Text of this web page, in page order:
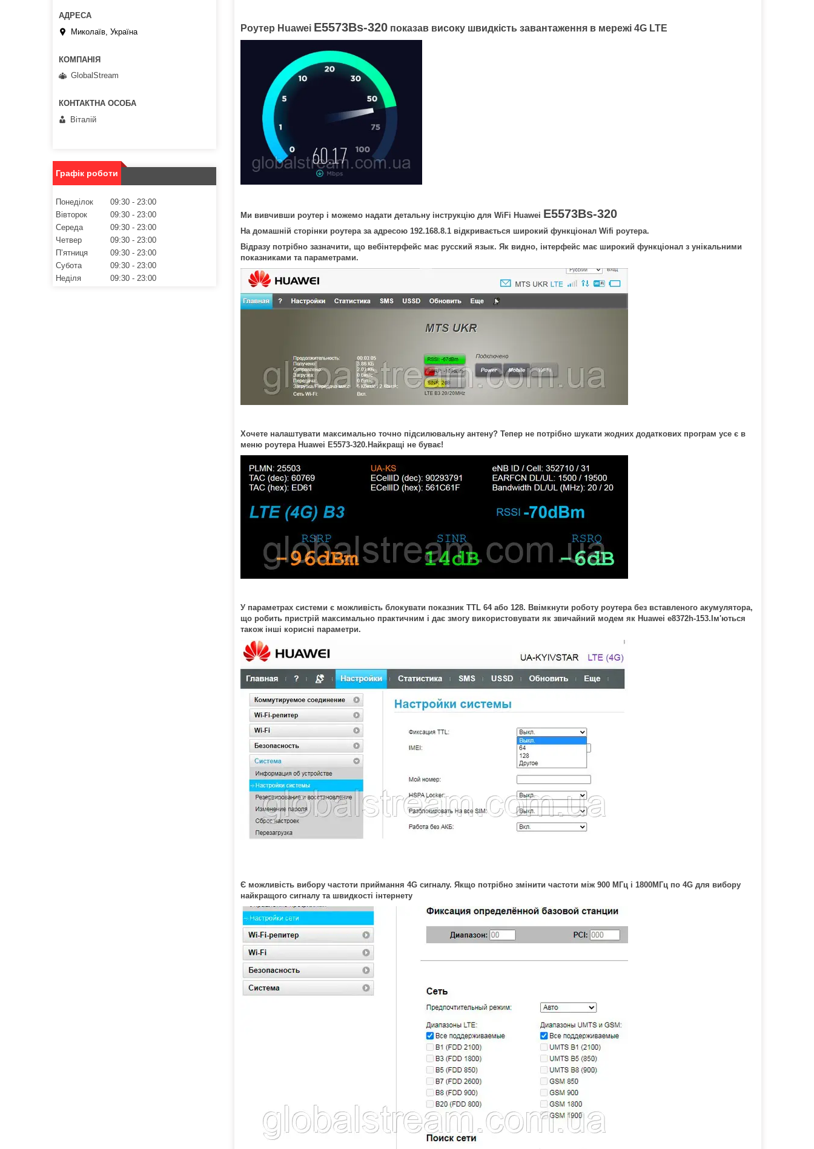
Роутер Huawei E5573Bs-320 показав високу швидкість завантаження в мережі 4G LTE
Ми вивчивши роутер і можемо надати детальну інструкцію для WiFi Huawei E5573Bs-320
На домашній сторінки роутера за адресою 192.168.8.1 відкривається широкий функціонал Wifi роутера.
Відразу потрібно зазначити, що вебінтерфейс має русский язык. Як видно, інтерфейс має широкий функціонал з унікальними
показниками та параметрами.
Хочете налаштувати максимально точно підсилювальну антену? Тепер не потрібно шукати жодних додаткових програм усе є в
меню роутера Huawei E5573-320.Найкращі не буває!
У параметрах системи є можливість блокувати показник TTL 64 або 128. Ввімкнути роботу роутера без вставленого акумулятора,
що робить пристрій максимально практичним і дає змогу використовувати як звичайний модем як Huawei e8372h-153.Ім'ються
також інші корисні параметри.
Є можливість вибору частоти приймання 4G сигналу. Якщо потрібно змінити частоти між 900 МГц і 1800МГц по 4G для вибору
найкращого сигналу та швидкості інтернету
Миколаїв, Україна
GlobalStream
Віталій
Графік роботи
Понеділок 09:30
23:00
Вівторок
09:30
23:00
Середа
09:30
23:00
Четвер
09:30
23:00
Пʼятниця
09:30
23:00
Субота
09:30
23:00
Неділя
09:30 23:00